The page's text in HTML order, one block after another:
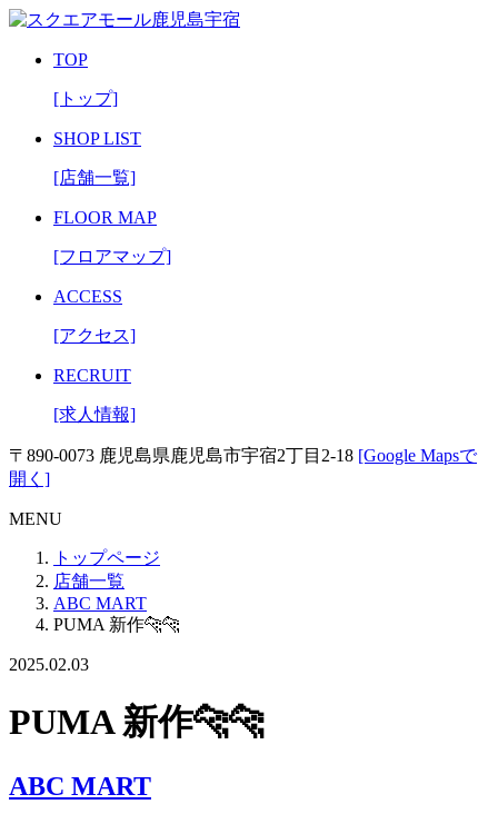
TOP
[トップ]
SHOP LIST
[店舗一覧]
FLOOR MAP
[フロアマップ]
ACCESS
[アクセス]
RECRUIT
[求人情報]
〒890-0073 鹿児島県鹿児島市宇宿2丁目2-18 [Google Mapsで
開く]
MENU
トップページ
店舗一覧
ABC MART
PUMA 新作🐆🐆
2025.02.03
PUMA 新作🐆🐆
ABC MART